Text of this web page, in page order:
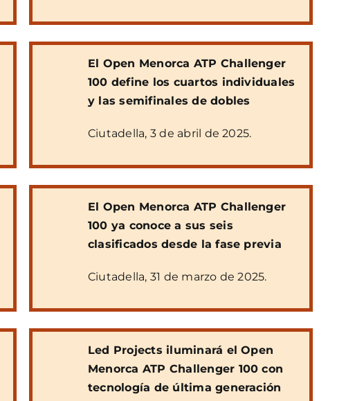
El Open Menorca ATP Challenger
100 define los cuartos individuales
y las semifinales de dobles
Ciutadella, 3 de abril de 2025.
El Open Menorca ATP Challenger
100 ya conoce a sus seis
clasificados desde la fase previa
Ciutadella, 31 de marzo de 2025.
Led Projects iluminará el Open
Menorca ATP Challenger 100 con
tecnología de última generación